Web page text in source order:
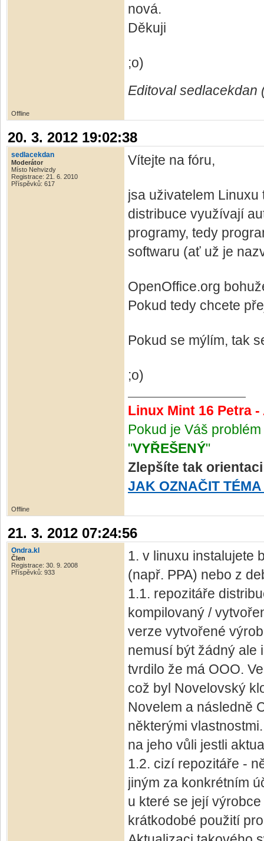
nová.
Děkuji
;o)
Editoval sedlacekdan
Offline
20. 3. 2012 19:02:38
sedlacekdan
Moderátor
Místo Nehvizdy
Registrace: 21. 6. 2010
Příspěvků: 617
Vítejte na fóru,
jsa uživatelem
distribuce využívají
programy, tedy
softwaru (ať už je
OpenOffice.org
Pokud tedy chcete
Pokud se mýlím, tak
;o)
Linux Mint 16 Petra
Pokud je Váš
"VYŘEŠENÝ"
Zlepšíte tak
JAK OZNAČIT TÉMA
Offline
21. 3. 2012 07:24:56
Ondra.kl
Člen
Registrace: 30. 9. 2008
Příspěvků: 933
1. v linuxu instalujete
(např. PPA) nebo z
1.1. repozitáře
kompilovaný /
verze vytvořené
nemusí být žádný ale
tvrdilo že má OOO.
což byl Novelovský
Novelem a následně
některými
na jeho vůli jestli
1.2. cizí repozitáře -
jiným za konkrétním
u které se její
krátkodobé použití